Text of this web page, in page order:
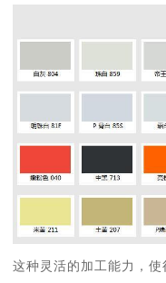
这种灵活的加工能力，